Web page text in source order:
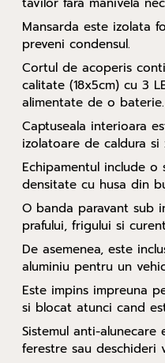
Mansarda este izolata
preveni condensul.
Cortul de acoperis
calitate (18x5cm) cu 3
alimentate de o baterie.
Captuseala interioara
izolatoare de caldura si
Echipamentul include
densitate cu husa din
O banda paravant sub
prafului, frigului si
De asemenea, este
aluminiu pentru un
Este impins impreuna
si blocat atunci cand
Sistemul anti-alunecare
ferestre sau deschideri